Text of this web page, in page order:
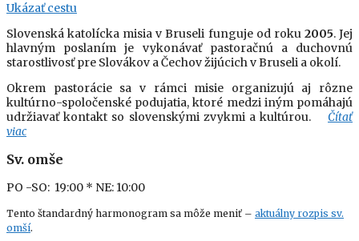
Ukázať cestu
Slovenská katolícka misia v Bruseli funguje od roku 2005. Jej
hlavným poslaním je vykonávať pastoračnú a duchovnú
starostlivosť pre Slovákov a Čechov žijúcich v Bruseli a okolí.
Okrem pastorácie sa v rámci misie organizujú aj rôzne
kultúrno-spoločenské podujatia, ktoré medzi iným pomáhajú
udržiavať kontakt so slovenskými zvykmi a kultúrou. Čítať
viac
Sv. omše
PO -SO: 19:00 * NE: 10:00
Tento štandardný harmonogram sa môže meniť – aktuálny rozpis sv.
omší.